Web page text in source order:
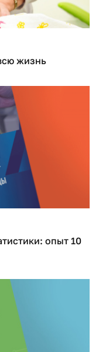
жизнь
опыт 10